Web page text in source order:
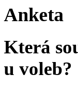
Anketa
Která
u voleb?